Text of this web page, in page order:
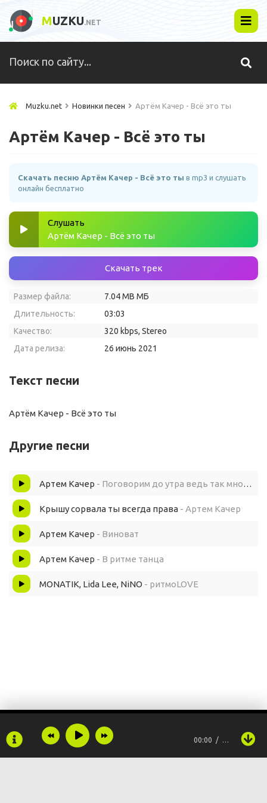
MUZKU.NET
Muzku.net Новинки песен Артём Качер - Всё это ты
Артём Качер - Всё это ты
Скачать песню Артём Качер - Всё это ты в mp3 и слушать
онлайн бесплатно
Слушать
Артём Качер - Всё это ты
Скачать трек
Размер файла:
7.04 MB МБ
Длительность:
03:03
Качество:
320 kbps, Stereo
Дата релиза:
26 июнь 2021
Текст песни
Артём Качер - Всё это ты
Другие песни
Артем Качер - Поговорим до утра ведь так много вопросов
Крышу сорвала ты всегда права - Артем Качер
Артем Качер - Виноват
Артем Качер - В ритме танца
MONATIK, Lida Lee, NiNO - ритмоLOVE
00:00